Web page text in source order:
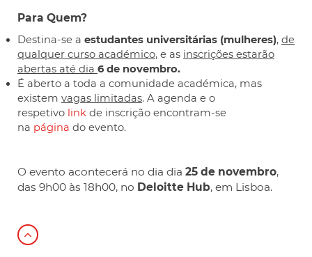
Para Quem?
Destina-se a estudantes universitárias (mulheres), de
qualquer curso académico, e as inscrições estarão
abertas até dia 6 de novembro.
É aberto a toda a comunidade académica, mas
existem vagas limitadas. A agenda e o
respetivo link de inscrição encontram-se
na página do evento.
O evento acontecerá no dia dia 25 de novembro,
das 9h00 às 18h00, no Deloitte Hub, em Lisboa.